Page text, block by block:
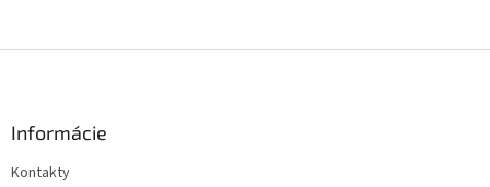
Informácie
Kontakty